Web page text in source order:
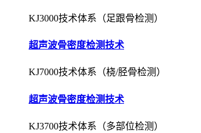
KJ7000技术体系（桡/胫骨检测）
超声波骨密度检测技术
KJ3700技术体系（多部位检测）
超声波骨密度检测技术
KJ7000P技术体系（便携式检测）